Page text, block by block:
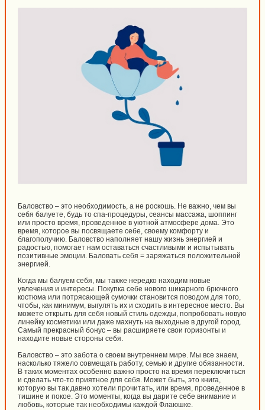
Баловство – это необходимость, а не роскошь. Не важно, чем вы
себя балуете, будь то спа-процедуры, сеансы массажа, шоппинг
или просто время, проведенное в уютной атмосфере дома. Это
время, которое вы посвящаете себе, своему комфорту и
благополучию. Баловство наполняет нашу жизнь энергией и
радостью, помогает нам оставаться счастливыми и испытывать
позитивные эмоции. Баловать себя = заряжаться положительной
энергией.
Когда мы балуем себя, мы также нередко находим новые
увлечения и интересы. Покупка себе нового шикарного брючного
костюма или потрясающей сумочки становится поводом для того,
чтобы, как минимум, выгулять их и сходить в интересное место. Вы
можете открыть для себя новый стиль одежды, попробовать новую
линейку косметики или даже махнуть на выходные в другой город.
Самый прекрасный бонус – вы расширяете свои горизонты и
находите новые стороны себя.
Баловство – это забота о своем внутреннем мире. Мы все знаем,
насколько тяжело совмещать работу, семью и другие обязанности.
В таких моментах особенно важно просто на время переключиться
и сделать что-то приятное для себя. Может быть, это книга,
которую вы так давно хотели прочитать, или время, проведенное в
тишине и покое. Это моменты, когда вы дарите себе внимание и
любовь, которые так необходимы каждой Флаюшке.